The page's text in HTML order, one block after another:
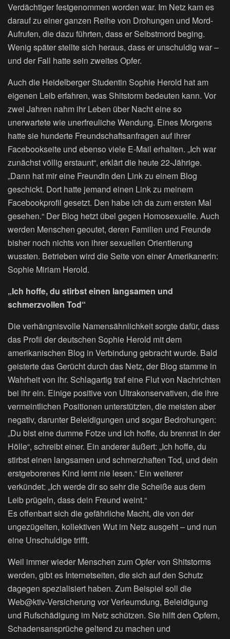
Verdächtiger festgenommen worden war. Im Netz kam es
darauf zu einer ganzen Reihe von Drohungen und Mord-
Aufrufen, die dazu führten, dass er Selbstmord beging.
Wenig später stellte sich heraus, dass er unschuldig war –
und der Fall hatte sein zweites Opfer.
Auch die Heidelberger Studentin Sophie Herold hat am
eigenen Leib erfahren, was Shitstorm bedeuten kann. Vor
zwei Jahren nahm ihr Leben über Nacht eine so
unerwartete wie unerfreuliche Wendung. Eines Morgens
hatte sie hunderte Freundschaftsanfragen auf ihrer
Facebookseite und ebenso viele E-Mail erhalten. „Ich war
zunächst völlig erstaunt“, erklärt die heute 22-Jährige.
„Dann hat mir eine Freundin den Link zu einem Blog
geschickt. Dort hatte jemand einen Link zu meinem
Facebookprofil gesetzt. Den habe ich da zum ersten Mal
gesehen.“ Der Blog hetzt übel gegen Homosexuelle. Auch
werden Menschen geoutet, deren Familien und Freunde
bisher noch nichts von ihrer sexuellen Orientierung
wussten. Betrieben wird die Seite von einer Amerikanerin:
Sophie Miriam Herold.
„Ich hoffe, du stirbst einen langsamen und
schmerzvollen Tod“
Die verhängnisvolle Namensähnlichkeit sorgte dafür, dass
das Profil der deutschen Sophie Herold mit dem
amerikanischen Blog in Verbindung gebracht wurde. Bald
geisterte das Gerücht durch das Netz, der Blog stamme in
Wahrheit von ihr. Schlagartig traf eine Flut von Nachrichten
bei ihr ein. Einige positive von Ultrakonservativen, die ihre
vermeintlichen Positionen unterstützten, die meisten aber
negativ, darunter Beleidigungen und sogar Bedrohungen:
„Du bist eine dumme Fotze und ich hoffe, du brennst in der
Hölle“, schreibt einer. Ein anderer äußert: „Ich hoffe, du
stirbst einen langsamen und schmerzhaften Tod, und dein
erstgeborenes Kind lernt nie lesen.“ Ein weiterer
verkündet: „Ich werde dir so sehr die Scheiße aus dem
Leib prügeln, dass dein Freund weint.“
Es offenbart sich die gefährliche Macht, die von der
ungezügelten, kollektiven Wut im Netz ausgeht – und nun
eine Unschuldige trifft.
Weil immer wieder Menschen zum Opfer von Shitstorms
werden, gibt es Internetseiten, die sich auf den Schutz
dagegen spezialisiert haben. Zum Beispiel soll die
Web@ktiv-Versicherung vor Verleumdung, Beleidigung
und Rufschädigung im Netz schützen. Sie hilft den Opfern,
Schadensansprüche geltend zu machen und